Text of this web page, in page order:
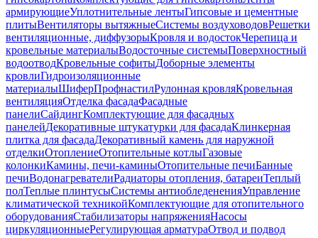
армирующиеУплотнительные лентыГипсовые и цементные
плитыВентиляторы вытяжныеСистемы воздуховодовРешетки
вентиляционные, диффузорыКровля и водостокЧерепица и
кровельные материалыВодосточные системыПоверхностный
водоотводКровельные софитыДоборные элементы
кровлиГидроизоляционные
материалыШиферПрофнастилРулонная кровляКровельная
вентиляцияОтделка фасадаФасадные
панелиСайдингКомплектующие для фасадных
панелейДекоративные штукатурки для фасадаКлинкерная
плитка для фасадаДекоративный камень для наружной
отделкиОтоплениеОтопительные котлыГазовые
колонкиКамины, печи-каминыОтопительные печиБанные
печиВодонагревателиРадиаторы отопления, батареиТеплый
полТеплые плинтусыСистемы антиобледененияУправление
климатической техникойКомплектующие для отопительного
оборудованияСтабилизаторы напряженияНасосы
циркуляционныеРегулирующая арматураОтвод и подвод